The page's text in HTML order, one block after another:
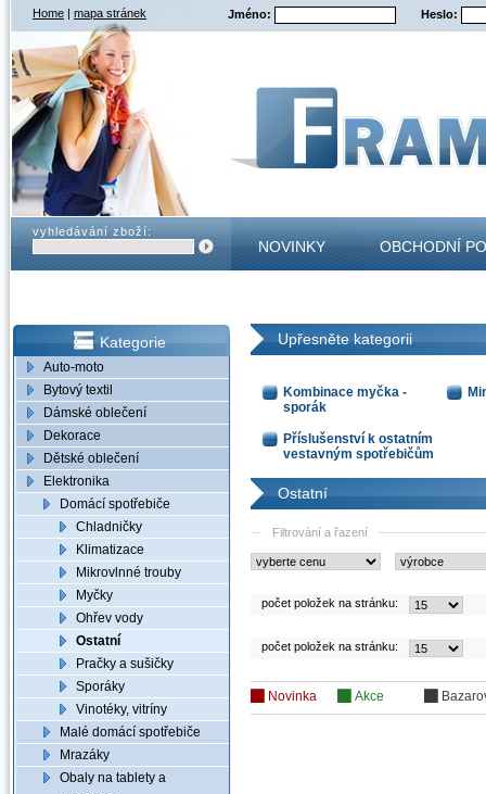
Home | mapa stránek Jméno: Heslo:
vyhledávání zboží:
NOVINKY OBCHODNÍ
Kategorie
Auto-moto
Bytový textil
Dámské oblečení
Dekorace
Dětské oblečení
Elektronika
Domácí spotřebiče
Chladničky
Klimatizace
Mikrovlnné trouby
Myčky
Ohřev vody
Ostatní
Pračky a sušičky
Sporáky
Vinotéky, vitríny
Malé domácí spotřebiče
Mrazáky
Obaly na tablety a
Upřesněte kategorii
Kombinace myčka -
sporák
Příslušenství k ostatním
vestavným spotřebičům
Ostatní
Filtrování a řazení
počet položek na stránku:
počet položek na stránku:
Novinka Akce